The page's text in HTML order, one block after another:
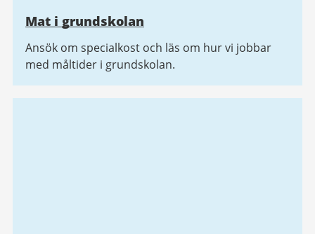
Mat i grundskolan
Ansök om specialkost och läs om hur vi jobbar
med måltider i grundskolan.